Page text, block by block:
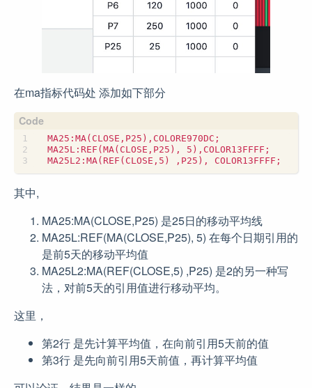
在ma指标代码处 添加如下部分
其中,
MA25:MA(CLOSE,P25) 是25日的移动平均线
MA25L:REF(MA(CLOSE,P25), 5) 在每个日期引用的
是前5天的移动平均值
MA25L2:MA(REF(CLOSE,5) ,P25) 是2的另一种写
法，对前5天的引用值进行移动平均。
这里，
第2行 是先计算平均值，在向前引用5天前的值
第3行 是先向前引用5天前值，再计算平均值